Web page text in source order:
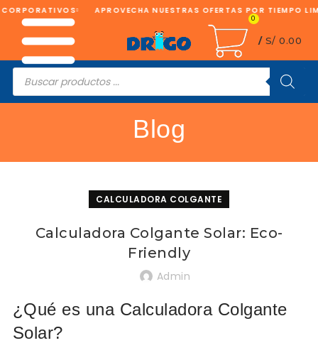
APROVECHA NUESTRAS OFERTAS POR TIEMPO
0
/ S/ 0.00
Búsqueda
de
productos
Blog
CALCULADORA COLGANTE
Calculadora Colgante Solar: Eco-
Friendly
Admin
¿Qué es una Calculadora Colgante
Solar?